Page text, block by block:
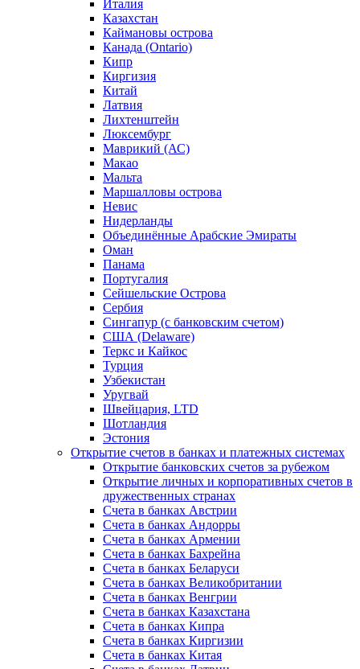
Италия
Казахстан
Каймановы острова
Канада (Ontario)
Кипр
Киргизия
Китай
Латвия
Лихтенштейн
Люксембург
Маврикий (АС)
Макао
Мальта
Маршалловы острова
Нeвис
Нидерланды
Объединённые Арабские Эмираты
Оман
Панама
Португалия
Сейшельские Острова
Сербия
Сингапур (c банковским счетом)
США (Delaware)
Теркс и Кайкос
Турция
Узбекистан
Уругвай
Швейцария, LTD
Шотландия
Эстония
Открытие счетов в банках и платежных системах
Открытие банковских счетов за рубежом
Открытие личных и корпоративных счетов в
дружественных странах
Счета в банках Австрии
Счета в банках Андорры
Счета в банках Армении
Счета в банках Бахрейна
Счета в банках Беларуси
Счета в банках Великобритании
Счета в банках Венгрии
Счета в банках Казахстана
Счета в банках Кипра
Счета в банках Киргизии
Счета в банках Китая